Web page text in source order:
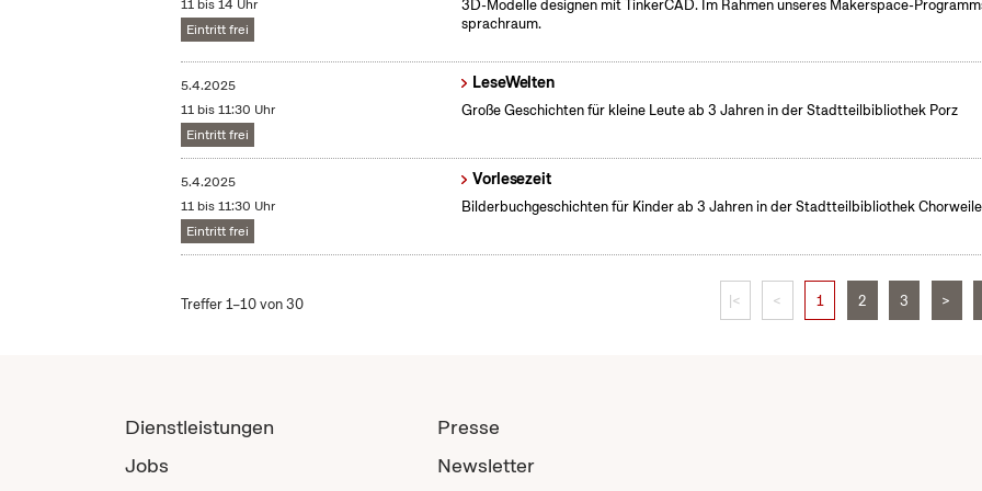
11 bis 14 Uhr
Eintritt frei
3D-Modelle designen mit TinkerCAD. Im Rahmen unseres Makerspace-
sprachraum.
5.4.2025
11 bis 11:30 Uhr
Eintritt frei
LeseWelten
Große Geschichten für kleine Leute ab 3 Jahren in der Stadtteilbibliothek Porz
5.4.2025
11 bis 11:30 Uhr
Eintritt frei
Vorlesezeit
Bilderbuchgeschichten für Kinder ab 3 Jahren in der Stadtteilbibliothek
Treffer 1–10 von 30 |< < 1 2 3 >
Dienstleistungen
Jobs
Presse
Newsletter